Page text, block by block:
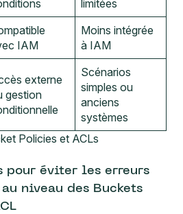
limitées
IAM
Moins intégrée
à IAM
externe
gestion
Scénarios
simples ou
anciens
systèmes
Policies et ACLs
pour éviter les erreurs
niveau des Buckets